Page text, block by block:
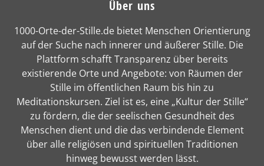
Über uns
1000-Orte-der-Stille.de bietet Menschen Orientierung
auf der Suche nach innerer und äußerer Stille. Die
Plattform schafft Transparenz über bereits
existierende Orte und Angebote: von Räumen der
Stille im öffentlichen Raum bis hin zu
Meditationskursen. Ziel ist es, eine „Kultur der Stille“
zu fördern, die der seelischen Gesundheit des
Menschen dient und die das verbindende Element
über alle religiösen und spirituellen Traditionen
hinweg bewusst werden lässt.